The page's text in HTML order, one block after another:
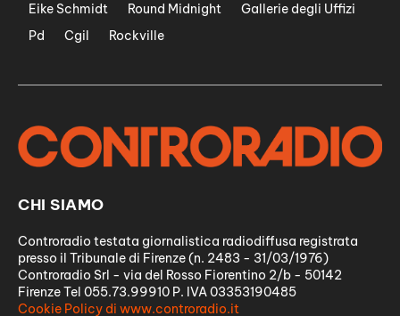
Eike Schmidt
Round Midnight
Gallerie degli Uffizi
Pd
Cgil Rockville
CHI SIAMO
Controradio testata giornalistica radiodiffusa registrata
presso il Tribunale di Firenze (n. 2483 - 31/03/1976)
Controradio Srl - via del Rosso Fiorentino 2/b - 50142
Firenze Tel 055.73.99910 P. IVA 03353190485
Cookie Policy di www.controradio.it